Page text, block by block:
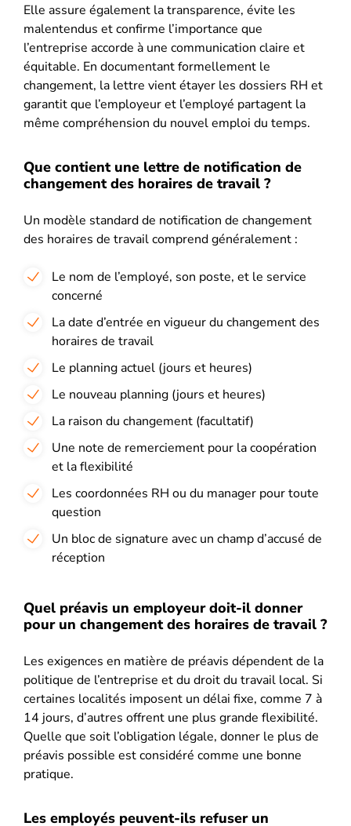
Elle assure également la transparence, évite les
malentendus et confirme l’importance que
l’entreprise accorde à une communication claire et
équitable. En documentant formellement le
changement, la lettre vient étayer les dossiers RH et
garantit que l’employeur et l’employé partagent la
même compréhension du nouvel emploi du temps.
Que contient une lettre de notification de
changement des horaires de travail ?
Un modèle standard de notification de changement
des horaires de travail comprend généralement :
Le nom de l’employé, son poste, et le service
concerné
La date d’entrée en vigueur du changement des
horaires de travail
Le planning actuel (jours et heures)
Le nouveau planning (jours et heures)
La raison du changement (facultatif)
Une note de remerciement pour la coopération
et la flexibilité
Les coordonnées RH ou du manager pour toute
question
Un bloc de signature avec un champ d’accusé de
réception
Quel préavis un employeur doit-il donner
pour un changement des horaires de travail ?
Les exigences en matière de préavis dépendent de la
politique de l’entreprise et du droit du travail local. Si
certaines localités imposent un délai fixe, comme 7 à
14 jours, d’autres offrent une plus grande flexibilité.
Quelle que soit l’obligation légale, donner le plus de
préavis possible est considéré comme une bonne
pratique.
Les employés peuvent-ils refuser un